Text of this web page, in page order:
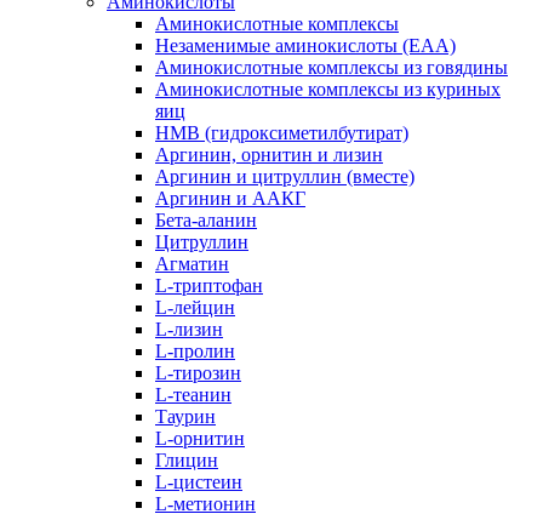
Аминокислотные комплексы
Незаменимые аминокислоты (EAA)
Аминокислотные комплексы из говядины
Аминокислотные комплексы из куриных
яиц
HMB (гидроксиметилбутират)
Аргинин, орнитин и лизин
Аргинин и цитруллин (вместе)
Аргинин и ААКГ
Бета-аланин
Цитруллин
Агматин
L-триптофан
L-лейцин
L-лизин
L-пролин
L-тирозин
L-теанин
Таурин
L-орнитин
Глицин
L-цистеин
L-метионин